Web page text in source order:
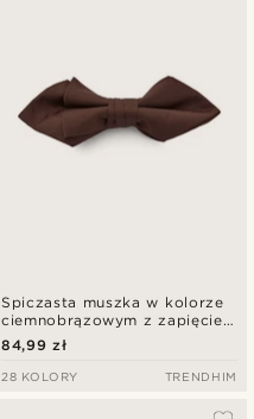
Spiczasta muszka w kolorze
ciemnobrązowym z zapięciem
Basic
84,99 zł
28 KOLORY TRENDHIM